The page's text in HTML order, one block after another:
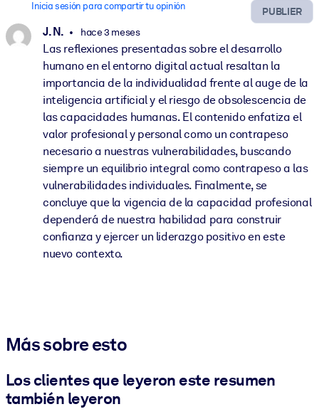
PUBLIER
Inicia sesión para compartir tu opinión
J. N. hace 3 meses
Las reflexiones presentadas sobre el desarrollo
humano en el entorno digital actual resaltan la
importancia de la individualidad frente al auge de la
inteligencia artificial y el riesgo de obsolescencia de
las capacidades humanas. El contenido enfatiza el
valor profesional y personal como un contrapeso
necesario a nuestras vulnerabilidades, buscando
siempre un equilibrio integral como contrapeso a las
vulnerabilidades individuales. Finalmente, se
concluye que la vigencia de la capacidad profesional
dependerá de nuestra habilidad para construir
confianza y ejercer un liderazgo positivo en este
nuevo contexto.
Más sobre esto
Los clientes que leyeron este resumen
también leyeron